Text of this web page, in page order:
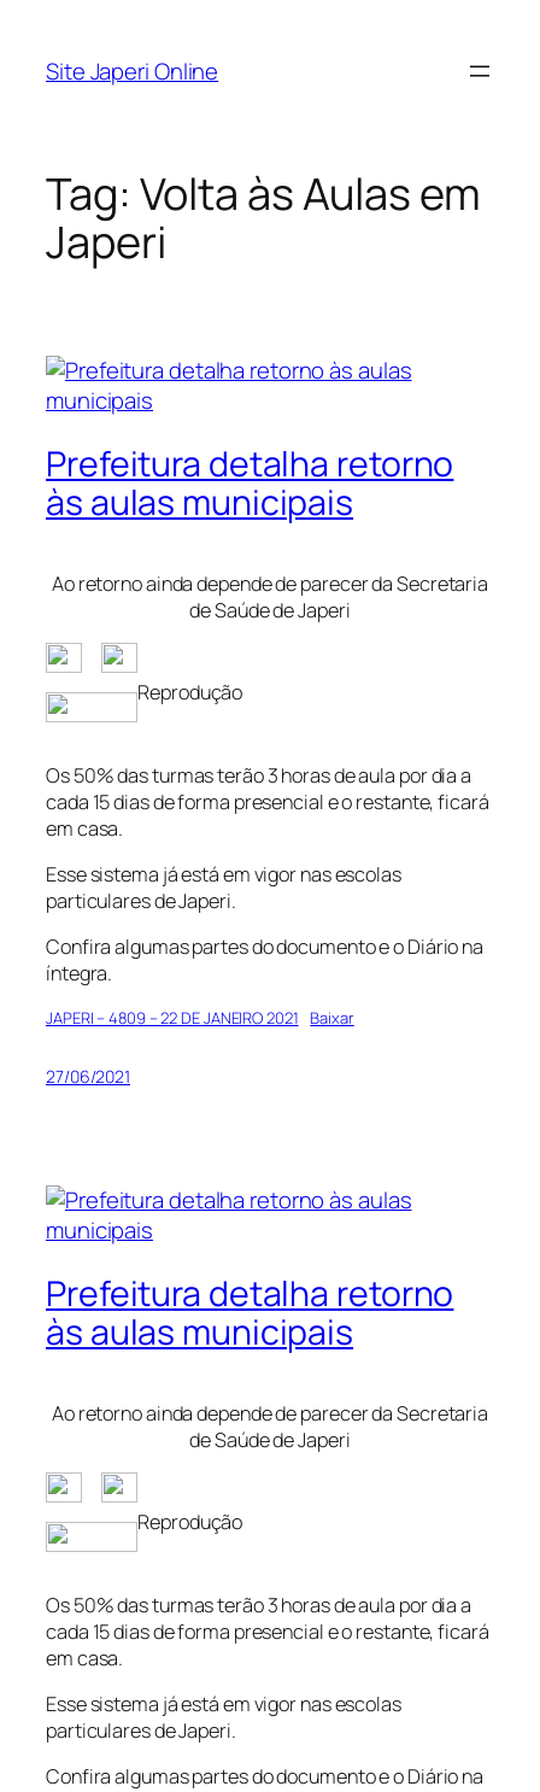
Site Japeri Online
Tag: Volta às Aulas em
Japeri
Prefeitura detalha retorno
às aulas municipais
Ao retorno ainda depende de parecer da Secretaria
de Saúde de Japeri
Reprodução
Os 50% das turmas terão 3 horas de aula por dia a
cada 15 dias de forma presencial e o restante, ficará
em casa.
Esse sistema já está em vigor nas escolas
particulares de Japeri.
Confira algumas partes do documento e o Diário na
íntegra.
JAPERI – 4809 – 22 DE JANEIRO 2021 Baixar
27/06/2021
Prefeitura detalha retorno
às aulas municipais
Ao retorno ainda depende de parecer da Secretaria
de Saúde de Japeri
Reprodução
Os 50% das turmas terão 3 horas de aula por dia a
cada 15 dias de forma presencial e o restante, ficará
em casa.
Esse sistema já está em vigor nas escolas
particulares de Japeri.
Confira algumas partes do documento e o Diário na